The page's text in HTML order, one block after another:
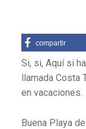
compartir
Si, si, Aquí si
llamada Costa
en vacaciones.
Buena Playa